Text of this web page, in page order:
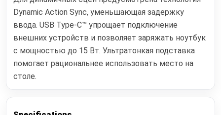
Dynamic Action Sync, уменьшающая задержку
ввода. USB Type-C™ упрощает подключение
внешних устройств и позволяет заряжать ноутбук
с мощностью до 15 Вт. Ультратонкая подставка
помогает рациональнее использовать место на
столе.